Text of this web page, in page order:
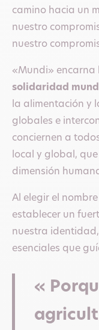
camino hacia un
nuestro
nuestro
«Mundi» encarna
solidaridad
la alimentación y
globales e
conciernen a
local y global,
dimensión
Al elegir el
establecer un
nuestra
esenciales que
«